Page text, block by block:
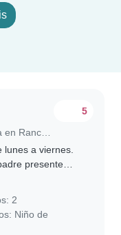
5
lunes a viernes.
presente
2
Niño de